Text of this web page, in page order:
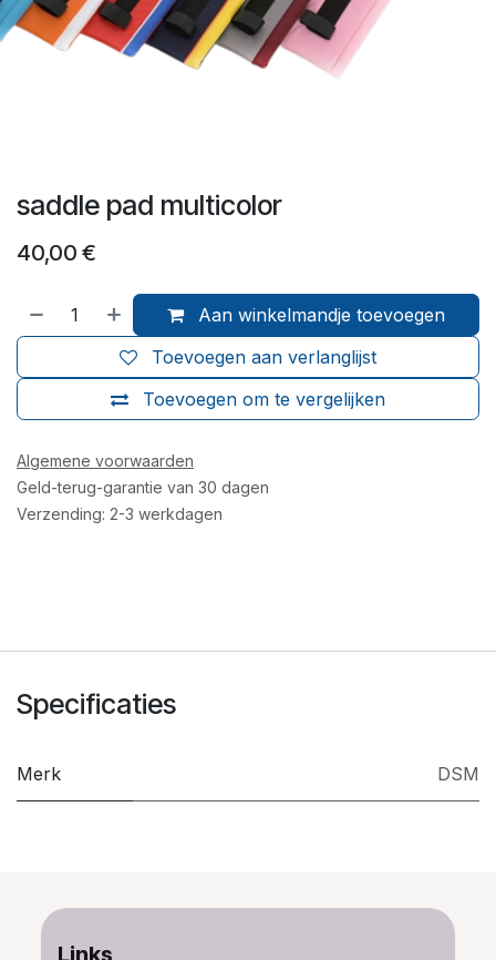
saddle pad multicolor
40,00 €
Aan winkelmandje toevoegen
Toevoegen om te vergelijken
Toevoegen aan verlanglijst
Algemene voorwaarden
Geld-terug-garantie van 30 dagen
Verzending: 2-3 werkdagen
Specificaties
Merk DSM
Links